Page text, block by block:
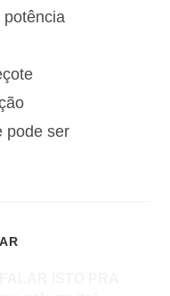
pode ser